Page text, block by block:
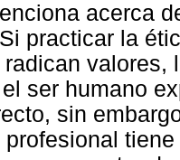
acerca
practicar la
ser humano
sin
profesional